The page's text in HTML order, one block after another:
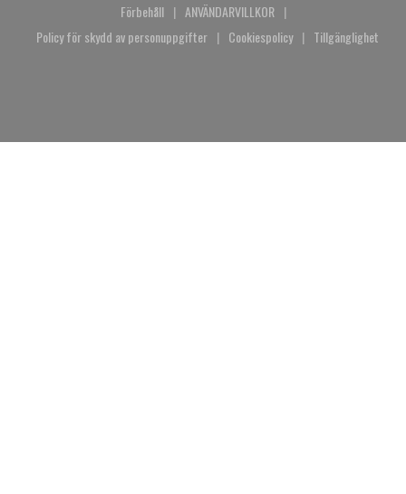
Förbehåll
((öppnas i ett nytt fönster))
ANVÄNDARVILLKOR
((öppnas i ett nytt fönster))
Policy för skydd av personuppgifter
((öppnas i ett nytt fönster))
Cookiespolicy
((öppnas i ett nytt fönster))
Tillgänglighet
((öppnas i